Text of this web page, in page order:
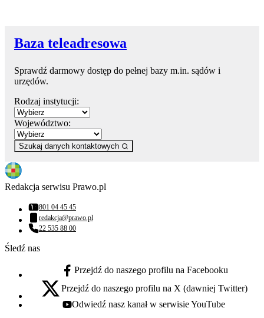
Baza teleadresowa
Sprawdź darmowy dostęp do pełnej bazy m.in. sądów i
urzędów.
Rodzaj instytucji:
Województwo:
Szukaj danych kontaktowych
Redakcja serwisu Prawo.pl
Numer telefonu:
801 04 45 45
Adres email:
redakcja@prawo.pl
Numer telefonu:
22 535 88 00
Śledź nas
facebook - otwiera się w nowej karcie
Przejdź do naszego profilu na Facebooku
x - otwiera się w nowej karcie
Przejdź do naszego profilu na X (dawniej Twitter)
youtube - otwiera się w nowej karcie
Odwiedź nasz kanał w serwisie YouTube